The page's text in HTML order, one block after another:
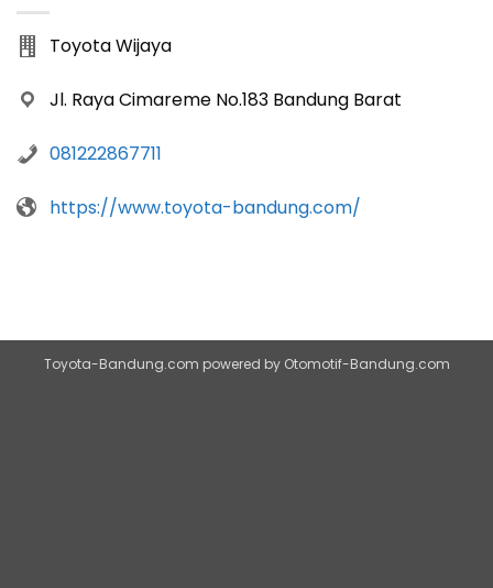
Toyota Wijaya
Jl. Raya Cimareme No.183 Bandung Barat
081222867711
https://www.toyota-bandung.com/
Toyota-Bandung.com powered by Otomotif-Bandung.com